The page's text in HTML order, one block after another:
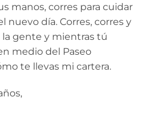
manos, corres para cuidar
día. Corres, corres y
gente y mientras tú
medio del Paseo
te llevas mi cartera.